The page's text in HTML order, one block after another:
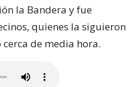
la Bandera y fue
quienes la siguieron
de media hora.